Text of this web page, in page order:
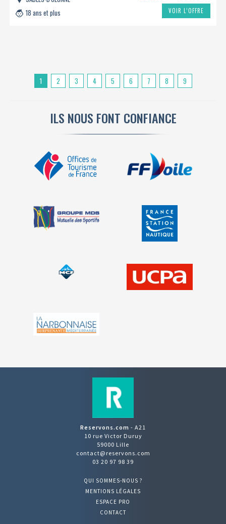
18 ans et plus
VOIR L’OFFRE
1 2 3 4 5 6 7 8 9
ILS NOUS FONT CONFIANCE
Reservons.com - A21
10 rue Victor Duruy
59000 Lille
contact@reservons.com
03 20 97 98 39
QUI SOMMES-NOUS ?
MENTIONS LÉGALES
ESPACE PRO
CONTACT